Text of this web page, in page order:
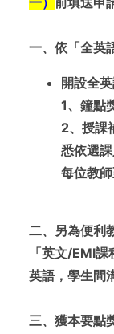
一、依「全英
開設全
1、鐘點
2、授課
悉依選
每位教
二、另為便利
「英文/EMI
英語，學生間
三、獲本要點